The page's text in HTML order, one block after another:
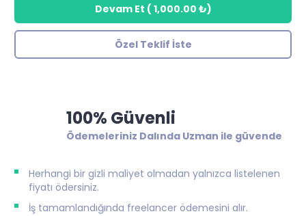
Devam Et (1,000.00 ₺)
Özel Teklif İste
100% Güvenli
Ödemeleriniz Dalında Uzman ile güvende
Herhangi bir gizli maliyet olmadan yalnızca listelenen
fiyatı ödersiniz.
İş tamamlandığında freelancer ödemesini alır.